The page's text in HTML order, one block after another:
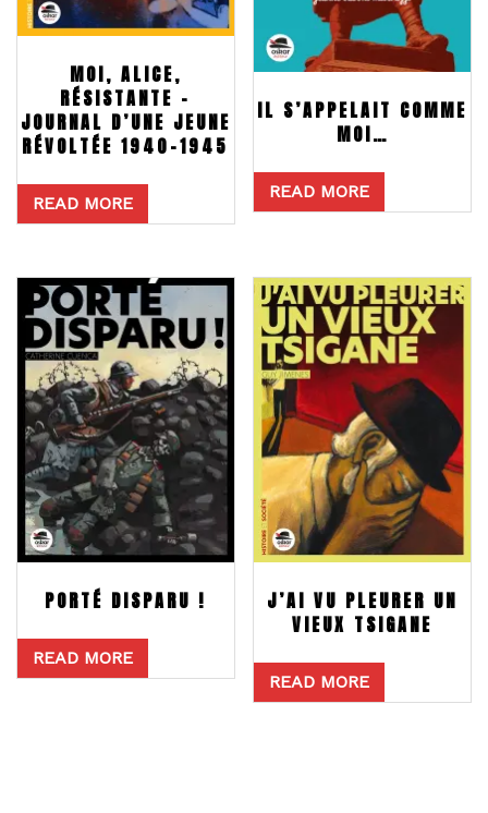
MOI, ALICE,
RÉSISTANTE –
JOURNAL D’UNE JEUNE
RÉVOLTÉE 1940-1945
READ MORE
IL S’APPELAIT COMME
MOI…
READ MORE
PORTÉ DISPARU !
READ MORE
J’AI VU PLEURER UN
VIEUX TSIGANE
READ MORE